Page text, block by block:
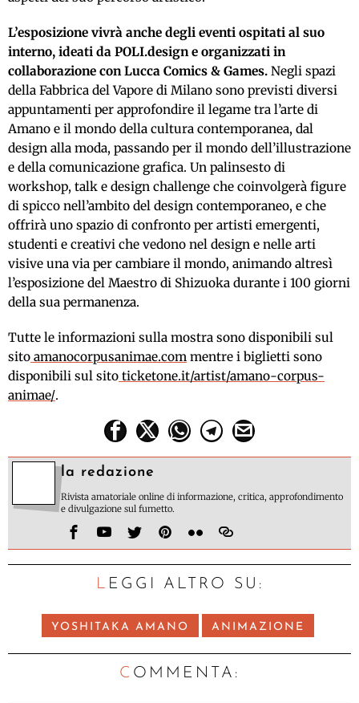
L’esposizione vivrà anche degli eventi ospitati al suo
interno, ideati da POLI.design e organizzati in
collaborazione con Lucca Comics & Games. Negli spazi
della Fabbrica del Vapore di Milano sono previsti diversi
appuntamenti per approfondire il legame tra l’arte di
Amano e il mondo della cultura contemporanea, dal
design alla moda, passando per il mondo dell’illustrazione
e della comunicazione grafica. Un palinsesto di
workshop, talk e design challenge che coinvolgerà figure
di spicco nell’ambito del design contemporaneo, e che
offrirà uno spazio di confronto per artisti emergenti,
studenti e creativi che vedono nel design e nelle arti
visive una via per cambiare il mondo, animando altresì
l’esposizione del Maestro di Shizuoka durante i 100 giorni
della sua permanenza.
Tutte le informazioni sulla mostra sono disponibili sul
sito amanocorpusanimae.com mentre i biglietti sono
disponibili sul sito ticketone.it/artist/amano-corpus-
animae/.
la redazione
Rivista amatoriale online di informazione, critica, approfondimento
e divulgazione sul fumetto.
LEGGI ALTRO SU:
YOSHITAKA AMANO ANIMAZIONE
C OMMENTA: